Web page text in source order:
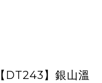
【DT243】銀山溫